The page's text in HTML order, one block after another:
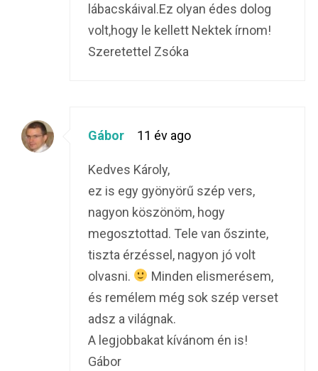
lábacskáival.Ez olyan édes dolog
volt,hogy le kellett Nektek írnom!
Szeretettel Zsóka
Gábor 11 év ago
Kedves Károly,
ez is egy gyönyörű szép vers,
nagyon köszönöm, hogy
megosztottad. Tele van őszinte,
tiszta érzéssel, nagyon jó volt
olvasni.
Minden elismerésem,
és remélem még sok szép verset
adsz a világnak.
A legjobbakat kívánom én is!
Gábor